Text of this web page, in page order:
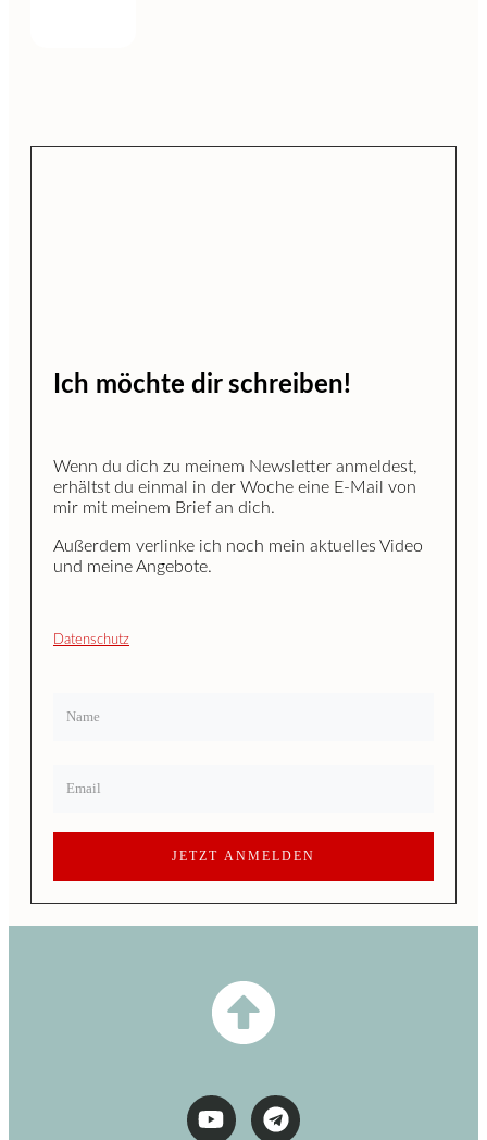
Ich möchte dir schreiben!
Wenn du dich zu meinem Newsletter anmeldest,
erhältst du einmal in der Woche eine E-Mail von
mir mit meinem Brief an dich.
Außerdem verlinke ich noch mein aktuelles Video
und meine Angebote.
Datenschutz
JETZT ANMELDEN